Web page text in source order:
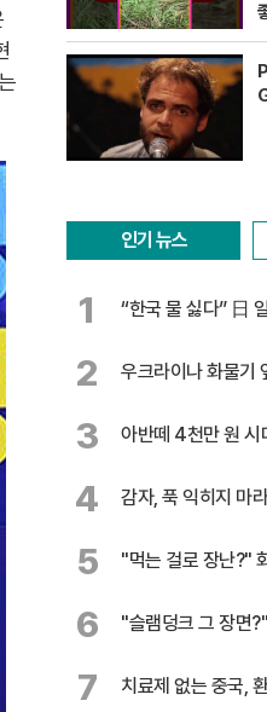
인기 뉴스
1 “한국 물 싫다” 日
2 우크라이나 화물기
테러 수사
3 아반떼 4천만 원 시
록 행진
4 감자, 푹 익히지 마
5 "먹는 걸로 장난?"
전
6 "슬램덩크 그 장면
혹
7 치료제 없는 중국,